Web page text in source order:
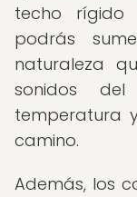
techo rígido
podrás
naturaleza
sonidos
temperatura
camino.
Además, los